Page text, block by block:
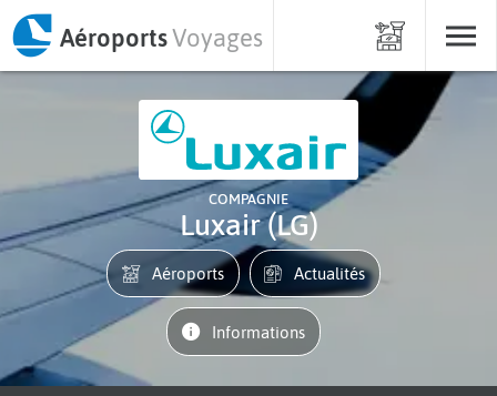
AéroportsVoyages
COMPAGNIE
Luxair (LG)
Aéroports Actualités
informations